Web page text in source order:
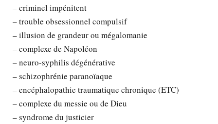
– criminel impénitent
– trouble obsessionnel compulsif
– illusion de grandeur ou mégalomanie
– complexe de Napoléon
– neuro-syphilis dégénérative
– schizophrénie paranoïaque
– encéphalopathie traumatique chronique (ETC)
– complexe du messie ou de Dieu
– syndrome du justicier